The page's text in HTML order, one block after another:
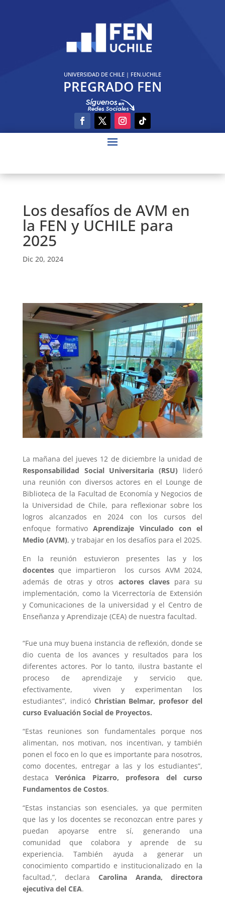
UNIVERSIDAD DE CHILE| FEN.UCHILE
PREGRADO FEN
Los desafíos de AVM en
la FEN y UCHILE para
2025
Dic 20, 2024
La mañana del jueves 12 de diciembre la unidad de
Responsabilidad Social Universitaria (RSU) lideró
una reunión con diversos actores en el Lounge de
Biblioteca de la Facultad de Economía y Negocios de
la Universidad de Chile, para reflexionar sobre los
logros alcanzados en 2024 con los cursos del
enfoque formativoAprendizaje Vinculado con el
Medio (AVM), y trabajar en los desafíos para el 2025.
En la reunión estuvieron presentes las y los
docentesque impartieron los cursos AVM 2024,
además de otras y otros actores clavespara su
implementación, como la Vicerrectoría de Extensión
y Comunicaciones de la universidad y el Centro de
Enseñanza y Aprendizaje (CEA) de nuestra facultad.
“Fue una muy buena instancia de reflexión, donde se
dio cuenta de los avances y resultados para los
diferentes actores. Por lo tanto, ilustra bastante el
proceso de aprendizaje y servicio que,
efectivamente, viven y experimentan los
estudiantes”, indicó Christian Belmar, profesor del
curso Evaluación Social de Proyectos.
“Estas reuniones son fundamentales porque nos
alimentan, nos motivan, nos incentivan, y también
ponen el foco en lo que es importante para nosotros,
como docentes, entregar a las y los estudiantes”,
destacaVerónica Pizarro, profesora del curso
Fundamentos de Costos.
“Estas instancias son esenciales, ya que permiten
que las y los docentes se reconozcan entre pares y
puedan apoyarse entre sí, generando una
comunidad que colabora y aprende de su
experiencia. También ayuda a generar un
conocimiento compartido e institucionalizado en la
facultad,”, declara Carolina Aranda, directora
ejecutiva del CEA.